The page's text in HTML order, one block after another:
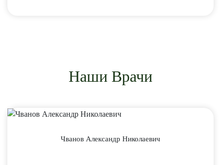
Наши Врачи
Чванов Александр Николаевич